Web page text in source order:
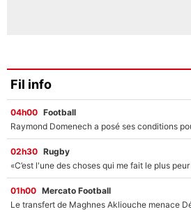
Fil info
04h00 Football
02h30 Rugby
01h00 Mercato Football